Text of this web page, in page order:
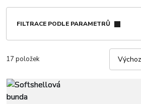
FILTRACE PODLE PARAMETRŮ
17 položek